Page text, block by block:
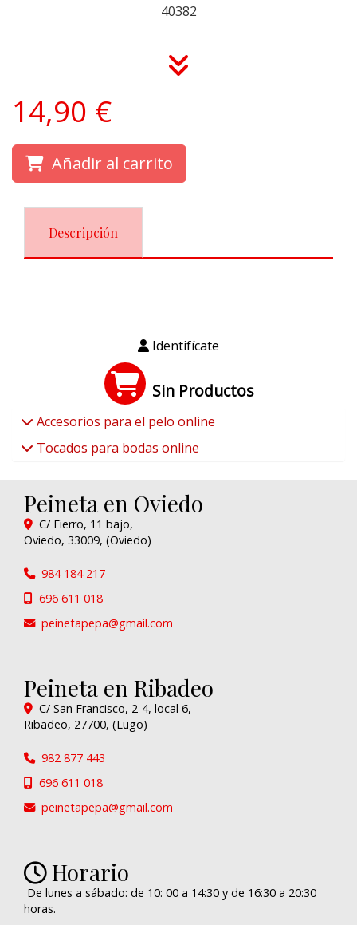
40382
14,90 €
Añadir al carrito
Descripción
Identifícate
Sin Productos
Accesorios para el pelo online
Tocados para bodas online
Peineta en Oviedo
C/ Fierro, 11 bajo,
Oviedo, 33009, (Oviedo)
984 184 217
696 611 018
peinetapepa
gmail.com
Peineta en Ribadeo
C/ San Francisco, 2-4, local 6,
Ribadeo, 27700, (Lugo)
982 877 443
696 611 018
peinetapepa
gmail.com
Horario
De lunes a sábado: de 10: 00 a 14:30 y de 16:30 a 20:30
horas.